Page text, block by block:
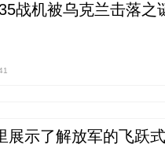
战机被乌克兰击落之
展示了解放军的飞跃式